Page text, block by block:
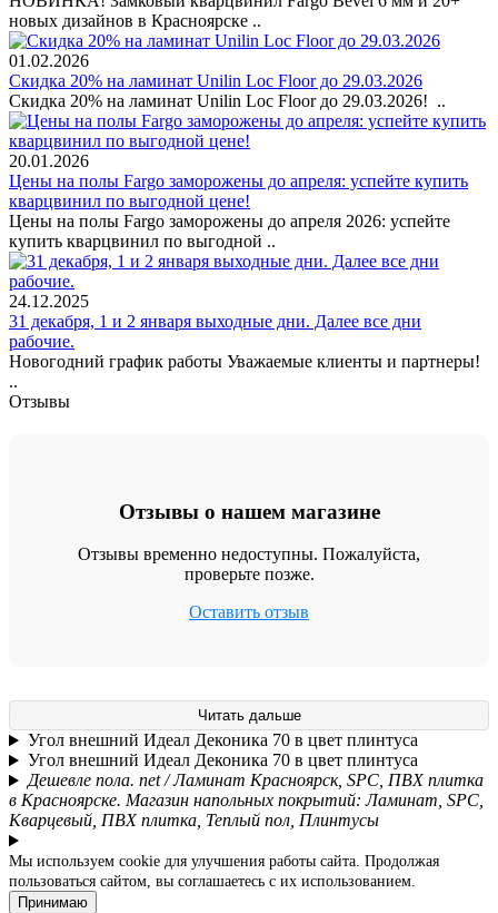
новых дизайнов в Красноярске ..
01.02.2026
Скидка 20% на ламинат Unilin Loc Floor до 29.03.2026
Скидка 20% на ламинат Unilin Loc Floor до 29.03.2026! ..
20.01.2026
Цены на полы Fargo заморожены до апреля: успейте купить
кварцвинил по выгодной цене!
Цены на полы Fargo заморожены до апреля 2026: успейте
купить кварцвинил по выгодной ..
24.12.2025
31 декабря, 1 и 2 января выходные дни. Далее все дни
рабочие.
Новогодний график работы Уважаемые клиенты и партнеры!
..
Отзывы
Отзывы о нашем магазине
Отзывы временно недоступны. Пожалуйста,
проверьте позже.
Оставить отзыв
Читать дальше
Угол внешний Идеал Деконика 70 в цвет плинтуса
Угол внешний Идеал Деконика 70 в цвет плинтуса
Дешевле пола. net / Ламинат Красноярск, SPC, ПВХ плитка
в Красноярске. Магазин напольных покрытий: Ламинат, SPC,
Кварцевый, ПВХ плитка, Теплый пол, Плинтусы
Мы используем cookie для улучшения работы сайта. Продолжая
пользоваться сайтом, вы соглашаетесь с их использованием.
Принимаю